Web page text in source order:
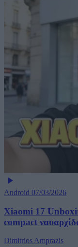
Android 07/03/2026
Xiaomi 17
compact
Dimitrios Amprazis